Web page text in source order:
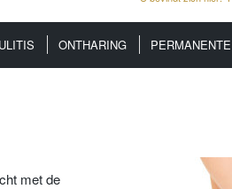
ONTHARING
met de